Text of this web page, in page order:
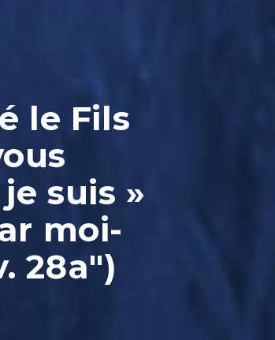
le Fils
suis »
moi-
28a")